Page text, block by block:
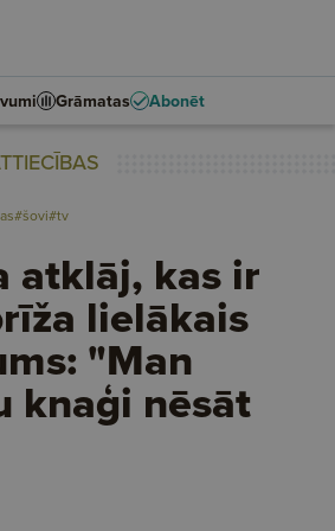
Grāmatas Abonēt
#šovi#tv
atklāj, kas ir
lielākais
"Man
knaģi nēsāt